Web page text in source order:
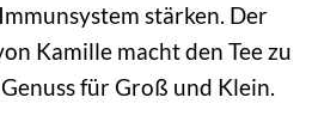
stärken. Der
Kamille macht den Tee zu
für Groß und Klein.